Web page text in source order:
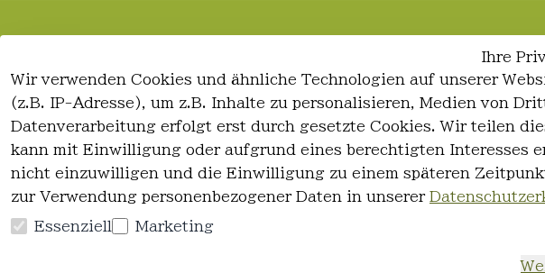
Ihre
Wir verwenden Cookies und ähnliche Technologien auf unserer
(z.B. IP-Adresse), um z.B. Inhalte zu personalisieren, Medien von
Datenverarbeitung erfolgt erst durch gesetzte Cookies. Wir teilen
kann mit Einwilligung oder aufgrund eines berechtigten Interesses
nicht einzuwilligen und die Einwilligung zu einem späteren
zur Verwendung personenbezogener Daten in unserer
Essenziell Marketing
AGB
Impressum
Datenschutzerklärung
Widerrufsrecht
Kontakt
Registrieren